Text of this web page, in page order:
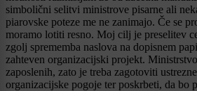
simbolični selitvi ministrove pisarne ali
piarovske poteze me ne zanimajo. Če se
moramo lotiti resno. Moj cilj je preselitev
zgolj sprememba naslova na dopisnem
zahteven organizacijski projekt.
zaposlenih, zato je treba zagotoviti
organizacijske pogoje ter poskrbeti, da bo